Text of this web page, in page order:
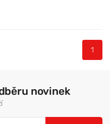
1
novinek